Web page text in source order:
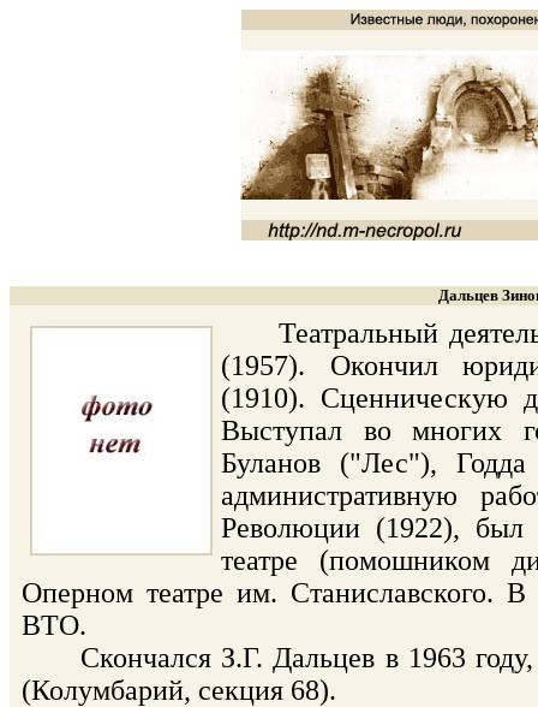
Дальцев
Театральный деятель
(1957). Окончил
(1910). Сценническую
Выступал во многих
Буланов ("Лес"),
административную
Революции (1922),
театре (помошником
Оперном театре им. Станиславского. В
ВТО.
Скончался З.Г. Дальцев в 1963 году,
(Колумбарий, секция 68).